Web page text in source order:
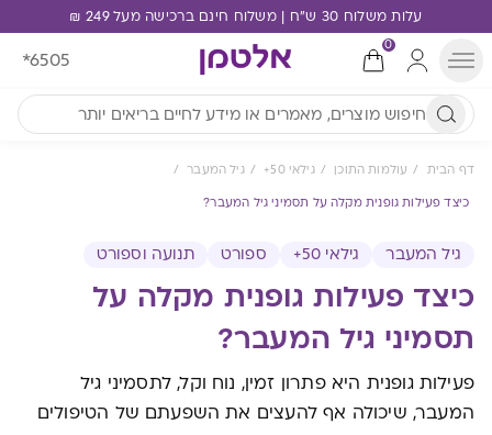
עלות משלוח 30 ש"ח | משלוח חינם ברכישה מעל 249 ₪
0
*6505
דף הבית עולמות התוכן גילאי 50+ גיל המעבר
כיצד פעילות גופנית מקלה על תסמיני גיל המעבר?
גיל המעבר גילאי 50+ ספורט תנועה וספורט
כיצד פעילות גופנית מקלה על
תסמיני גיל המעבר?
פעילות גופנית היא פתרון זמין, נוח וקל, לתסמיני גיל
המעבר, שיכולה אף להעצים את השפעתם של הטיפולים